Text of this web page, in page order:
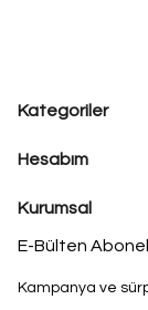
Kategoriler
Hesabım
Kurumsal
E-Bülten
Kampanya ve